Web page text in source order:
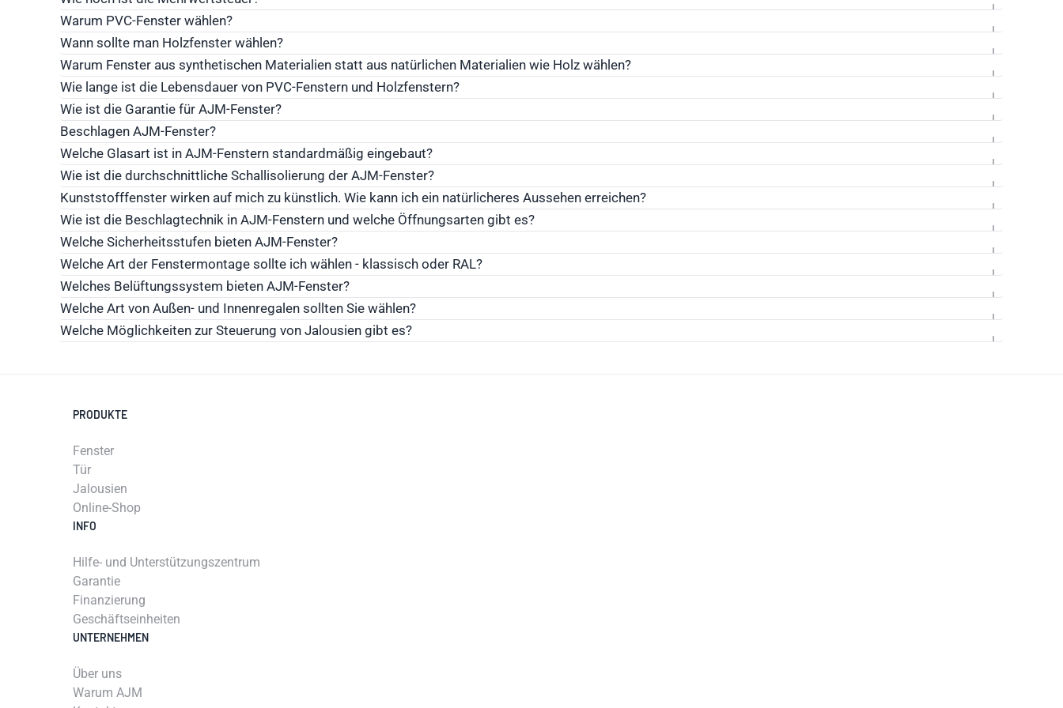
Warum PVC-Fenster wählen?
Wann sollte man Holzfenster wählen?
Warum Fenster aus synthetischen Materialien statt aus natürlichen Materialien wie Holz wählen?
Wie lange ist die Lebensdauer von PVC-Fenstern und Holzfenstern?
Wie ist die Garantie für AJM-Fenster?
Beschlagen AJM-Fenster?
Welche Glasart ist in AJM-Fenstern standardmäßig eingebaut?
Wie ist die durchschnittliche Schallisolierung der AJM-Fenster?
Kunststofffenster wirken auf mich zu künstlich. Wie kann ich ein natürlicheres Aussehen erreichen?
Wie ist die Beschlagtechnik in AJM-Fenstern und welche Öffnungsarten gibt es?
Welche Sicherheitsstufen bieten AJM-Fenster?
Welche Art der Fenstermontage sollte ich wählen - klassisch oder RAL?
Welches Belüftungssystem bieten AJM-Fenster?
Welche Art von Außen- und Innenregalen sollten Sie wählen?
Welche Möglichkeiten zur Steuerung von Jalousien gibt es?
PRODUKTE
Fenster
Tür
Jalousien
Online-Shop
INFO
Hilfe- und Unterstützungszentrum
Garantie
Finanzierung
Geschäftseinheiten
UNTERNEHMEN
Über uns
Warum AJM